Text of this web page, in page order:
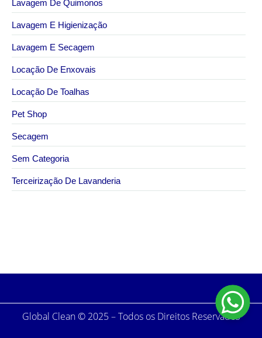
Lavagem De Quimonos
Lavagem E Higienização
Lavagem E Secagem
Locação De Enxovais
Locação De Toalhas
Pet Shop
Secagem
Sem Categoria
Terceirização De Lavanderia
Global Clean © 2025 – Todos os Direitos Reservados